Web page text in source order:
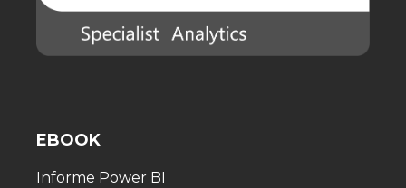
EBOOK
Informe Power BI